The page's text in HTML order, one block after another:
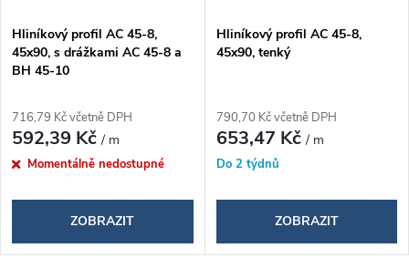
r
d
u
k
p
r
o
d
u
k
Hliníkový profil AC 45-8,
45x90, s drážkami AC 45-8 a
BH 45-10
716,79 Kč včetně DPH
592,39 Kč/ m
Momentálně nedostupné
ZOBRAZIT
Hliníkový profil AC 45-8,
45x90, tenký
790,70 Kč včetně DPH
653,47 Kč/ m
Do 2 týdnů
ZOBRAZIT